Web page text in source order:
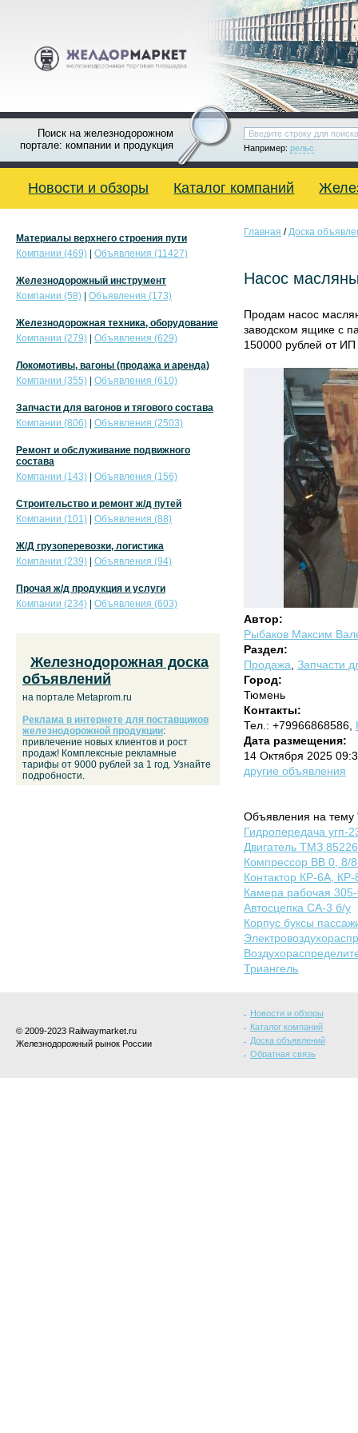
Поиск на железнодорожном
портале: компании и продукция
Например: рельс
Новости и обзоры Каталог компаний
Главная /Доска
Насос
Продам насос
заводском ящике с
150000 рублей от
Автор:
Рыбаков Максим
Раздел:
Продажа Запчасти
Город:
Тюмень
Контакты:
Тел.: +79966868586,
Дата размещения:
14 Октября 2025
другие объявления
Объявления на тему
Гидропередача угп-
Двигатель ТМЗ
Компрессор ВВ 0, 8/
Контактор КР-6А, КР-
Камера рабочая
Автосцепка СА-3 б/у
Корпус буксы
Триангель
Материалы верхнего строения пути
Компании (469)
Объявления (11427)
Железнодорожный инструмент
Компании (58)
Объявления (173)
Железнодорожная техника, оборудование
Компании (279)
Объявления (629)
Локомотивы, вагоны (продажа и аренда)
Компании (355)
Объявления (610)
Запчасти для вагонов и тягового состава
Компании (806)
Объявления (2503)
Ремонт и обслуживание подвижного
состава
Компании (143)
Объявления (156)
Строительство и ремонт ж/д путей
Компании (101)
Объявления (88)
Ж/Д грузоперевозки, логистика
Компании (239)
Объявления (94)
Прочая ж/д продукция и услуги
Компании (234)
Объявления (603)
Железнодорожная доска
объявлений
на портале Metaprom.ru
Реклама в интернете для поставщиков
железнодорожной продукции:
привлечение новых клиентов и рост
продаж! Комплексные рекламные
тарифы от 9000 рублей за 1 год. Узнайте
подробности.
© 2009-2023 Railwaymarket.ru
Железнодорожный рынок России
Новости и обзоры
Каталог компаний
Доска объявлений
Обратная связь